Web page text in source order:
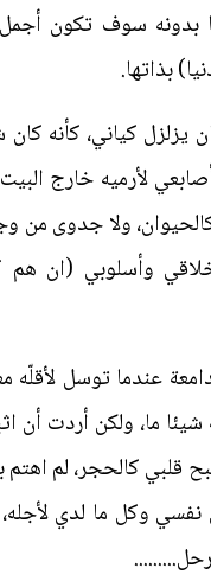
بدونه سوف تكون أجمل
بذاتها.
كياني، كأنه كان
لأرميه خارج
ولا جدوى من
وأسلوبي (ان هم
عندما توسل لأقلّه
ما، ولكن أردت أن
قلبي كالحجر، لم اهتم
وكل ما لدي